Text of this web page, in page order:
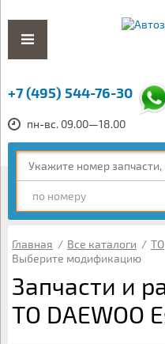
+7 (495) 544-76-30
пн-вс. 09.00—18.00
по номеру
Главная / Все каталоги / ТО
Выберите модификацию
Запчасти и
ТО DAEWOO